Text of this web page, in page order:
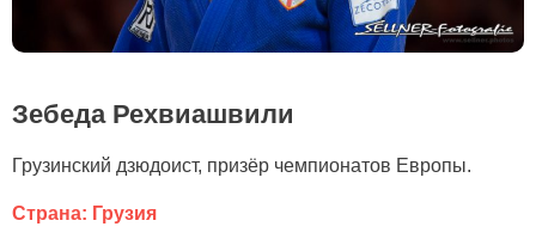
Зебеда Рехвиашвили
Грузинский дзюдоист, призёр чемпионатов Европы.
Страна: Грузия